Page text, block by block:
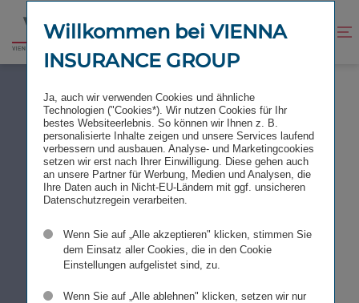
Inhalt
springen
Fußzeile
springen
Zur
Startseite
Kontrast
RISIKOMANAGEMENT
Risikoals
Kern­
kompetenz
Willkommen bei VIENNA
INSURANCE GROUP
Ja, auch wir verwenden Cookies und ähnliche
Technologien ("Cookies*). Wir nutzen Cookies für Ihr
bestes Websiteerlebnis. So können wir Ihnen z. B.
personalisierte Inhalte zeigen und unsere Services laufend
verbessern und ausbauen. Analyse- und Marketingcookies
setzen wir erst nach Ihrer Einwilligung. Diese gehen auch
an unsere Partner für Werbung, Medien und Analysen, die
Ihre Daten auch in Nicht-EU-Ländern mit ggf. unsicheren
Datenschutzregein verarbeiten.
Wenn Sie auf „Alle akzeptieren" klicken, stimmen Sie
dem Einsatz aller Cookies, die in den Cookie
Einstellungen aufgelistet sind, zu.
Wenn Sie auf „Alle ablehnen" klicken, setzen wir nur